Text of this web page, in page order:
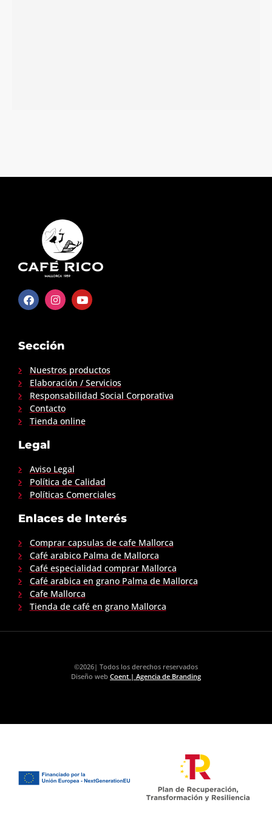
Sección
Nuestros productos
Elaboración / Servicios
Responsabilidad Social Corporativa
Contacto
Tienda online
Legal
Aviso Legal
Política de Calidad
Políticas Comerciales
Enlaces de Interés
Comprar capsulas de cafe Mallorca
Café arabico Palma de Mallorca
Café especialidad comprar Mallorca
Café arabica en grano Palma de Mallorca
Cafe Mallorca
Tienda de café en grano Mallorca
©2026| Todos los derechos reservados
Diseño web Coent | Agencia de Branding